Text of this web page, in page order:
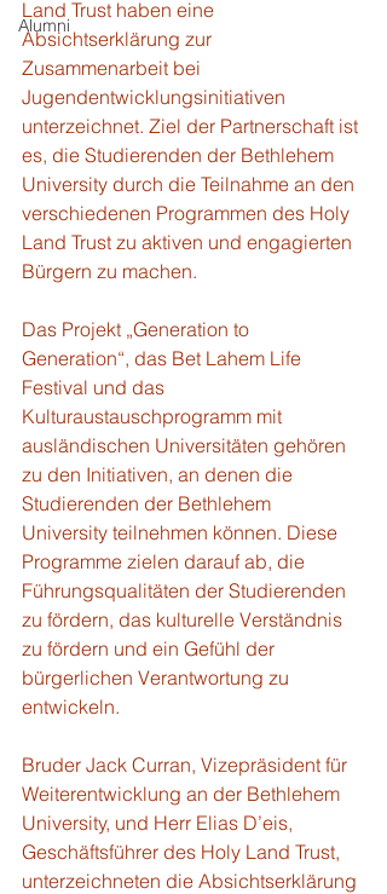
Alumni
Land Trust haben eine
Absichtserklärung zur
Zusammenarbeit bei
Jugendentwicklungsinitiativen
unterzeichnet. Ziel der Partnerschaft ist
es, die Studierenden der Bethlehem
University durch die Teilnahme an den
verschiedenen Programmen des Holy
Land Trust zu aktiven und engagierten
Bürgern zu machen.
Das Projekt „Generation to
Generation“, das Bet Lahem Life
Festival und das
Kulturaustauschprogramm mit
ausländischen Universitäten gehören
zu den Initiativen, an denen die
Studierenden der Bethlehem
University teilnehmen können. Diese
Programme zielen darauf ab, die
Führungsqualitäten der Studierenden
zu fördern, das kulturelle Verständnis
zu fördern und ein Gefühl der
bürgerlichen Verantwortung zu
entwickeln.
Bruder Jack Curran, Vizepräsident für
Weiterentwicklung an der Bethlehem
University, und Herr Elias D’eis,
Geschäftsführer des Holy Land Trust,
unterzeichneten die Absichtserklärung